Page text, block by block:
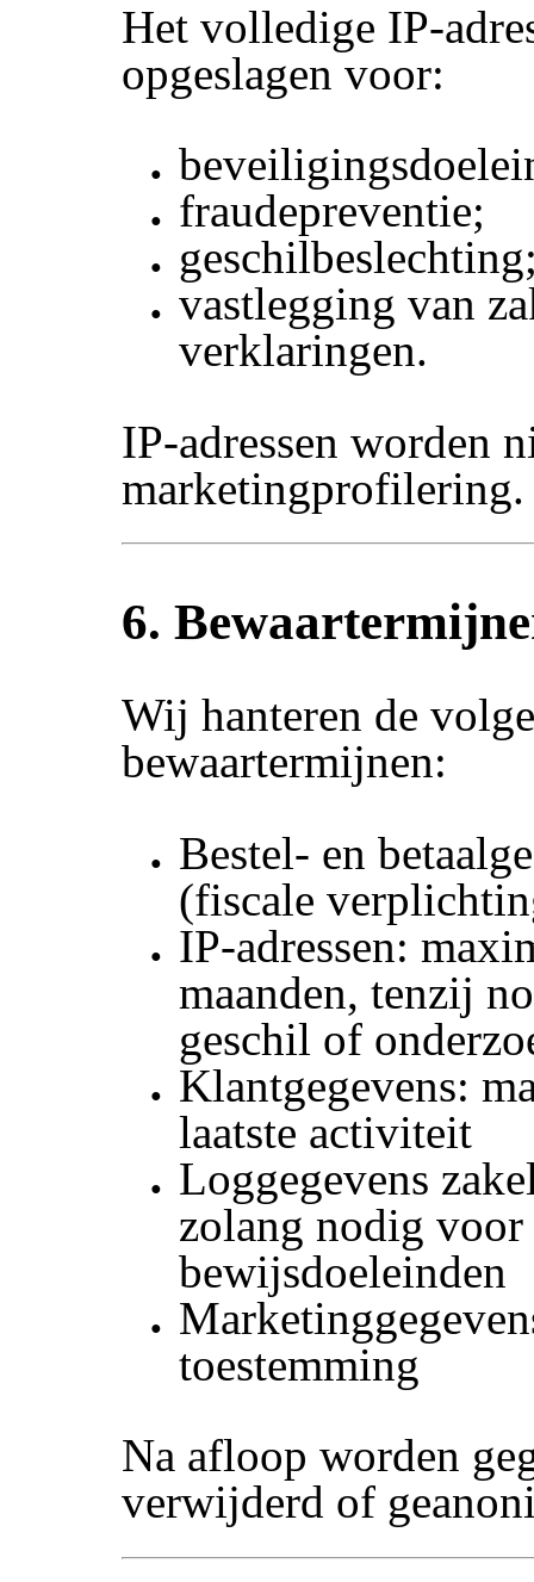
Het volledige IP-
opgeslagen voor:
fraudepreventie;
vastlegging van
verklaringen.
IP-adressen worden
marketingprofilering.
6.
Wij hanteren de
bewaartermijnen:
Bestel- en
(fiscale
IP-adressen:
maanden, tenzij
geschil of
Klantgegevens:
laatste activiteit
Loggegevens
zolang nodig voor
bewijsdoeleinden
toestemming
Na afloop worden
verwijderd of